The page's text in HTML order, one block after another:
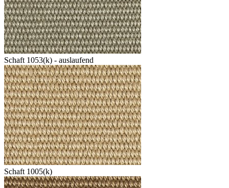
Schaft 1053(k) - auslaufend
Schaft 1005(k)